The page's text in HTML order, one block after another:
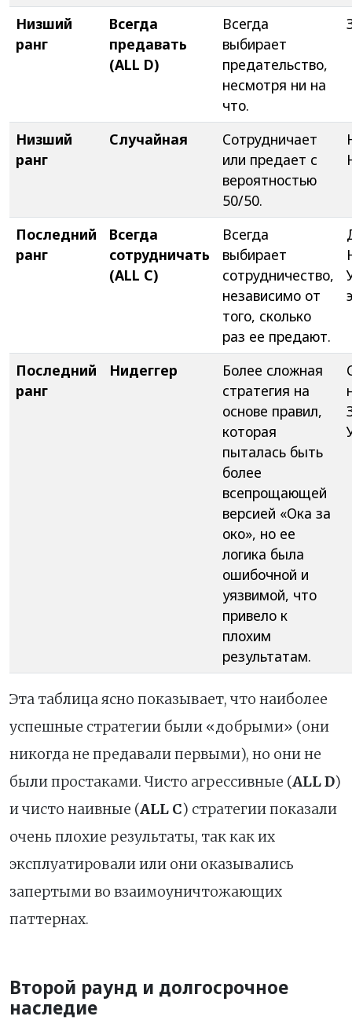
Низший
ранг
Всегда
предавать
(ALL D)
Всегда
выбирает
предательство,
несмотря ни на
что.
Низший
ранг
Случайная
Сотрудничает
или предает с
вероятностью
50/50.
Последний
ранг
Всегда
сотрудничать
(ALL C)
Всегда
выбирает
сотрудничество,
независимо от
того, сколько
раз ее предают.
Последний
ранг
Нидеггер
Более сложная
стратегия на
основе правил,
которая
пыталась быть
более
всепрощающей
версией «Ока за
око», но ее
логика была
ошибочной и
уязвимой, что
привело к
плохим
результатам.
Эта таблица ясно показывает, что наиболее
успешные стратегии были «добрыми» (они
никогда не предавали первыми), но они не
были простаками. Чисто агрессивные (ALL D)
и чисто наивные (ALL C) стратегии показали
очень плохие результаты, так как их
эксплуатировали или они оказывались
запертыми во взаимоуничтожающих
паттернах.
Второй раунд и долгосрочное
наследие